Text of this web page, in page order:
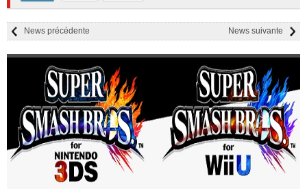
News suivante
News précédente